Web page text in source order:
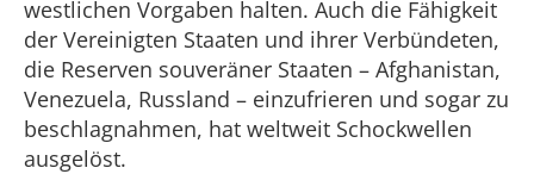
westlichen Vorgaben halten. Auch die Fähigkeit
der Vereinigten Staaten und ihrer Verbündeten,
die Reserven souveräner Staaten – Afghanistan,
Venezuela, Russland – einzufrieren und sogar zu
beschlagnahmen, hat weltweit Schockwellen
ausgelöst.